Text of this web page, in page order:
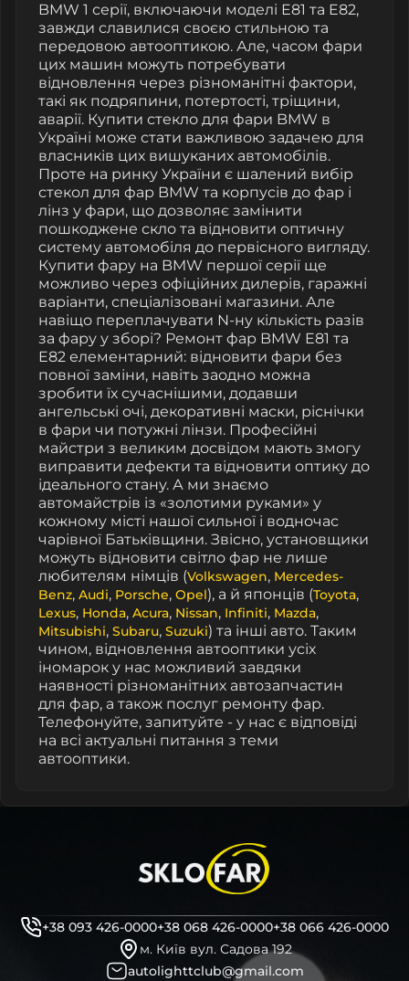
BMW 1 серії, включаючи моделі E81 та E82,
завжди славилися своєю стильною та
передовою автооптикою. Але, часом фари
цих машин можуть потребувати
відновлення через різноманітні фактори,
такі як подряпини, потертості, тріщини,
аварії. Купити стекло для фари BMW в
Україні може стати важливою задачею для
власників цих вишуканих автомобілів.
Проте на ринку України є шалений вибір
стекол для фар BMW та корпусів до фар і
лінз у фари, що дозволяє замінити
пошкоджене скло та відновити оптичну
систему автомобіля до первісного вигляду.
Купити фару на BMW першої серії ще
можливо через офіційних дилерів, гаражні
варіанти, спеціалізовані магазини. Але
навіщо переплачувати N-ну кількість разів
за фару у зборі? Ремонт фар BMW E81 та
E82 елементарний: відновити фари без
повної заміни, навіть заодно можна
зробити їх сучаснішими, додавши
ангельські очі, декоративні маски, ріснічки
в фари чи потужні лінзи. Професійні
майстри з великим досвідом мають змогу
виправити дефекти та відновити оптику до
ідеального стану. А ми знаємо
автомайстрів із «золотими руками» у
кожному місті нашої сильної і водночас
чарівної Батьківщини. Звісно, установщики
можуть відновити світло фар не лише
любителям німців (Volkswagen, Mercedes-
Benz, Audi, Porsche, Opel), а й японців (Toyota,
Lexus, Honda, Acura, Nissan, Infiniti, Mazda,
Mitsubishi, Subaru, Suzuki) та інші авто. Таким
чином, відновлення автооптики усіх
іномарок у нас можливий завдяки
наявності різноманітних автозапчастин
для фар, а також послуг ремонту фар.
Телефонуйте, запитуйте - у нас є відповіді
на всі актуальні питання з теми
автооптики.
+38 093 426-0000+38 068 426-0000+38 066 426-0000
м. Київ вул. Садова 192
autolighttclub@gmail.com